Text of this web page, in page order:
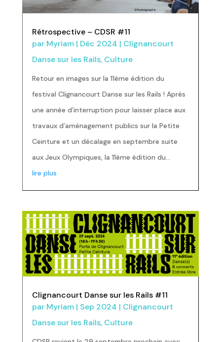
Rétrospective – CDSR #11
par Myriam| Déc 2024 | Clignancourt
Danse sur les Rails, Culture
Retour en images sur la 11ème édition du
festival Clignancourt Danse sur les Rails ! Après
une année d’interruption pour laisser place aux
travaux d’aménagement publics sur la Petite
Ceinture et un décalage en septembre suite
aux Jeux Olympiques, la 11ème édition du...
lire plus
Clignancourt Danse sur les Rails #11
par Myriam| Sep 2024 | Clignancourt
Danse sur les Rails, Culture